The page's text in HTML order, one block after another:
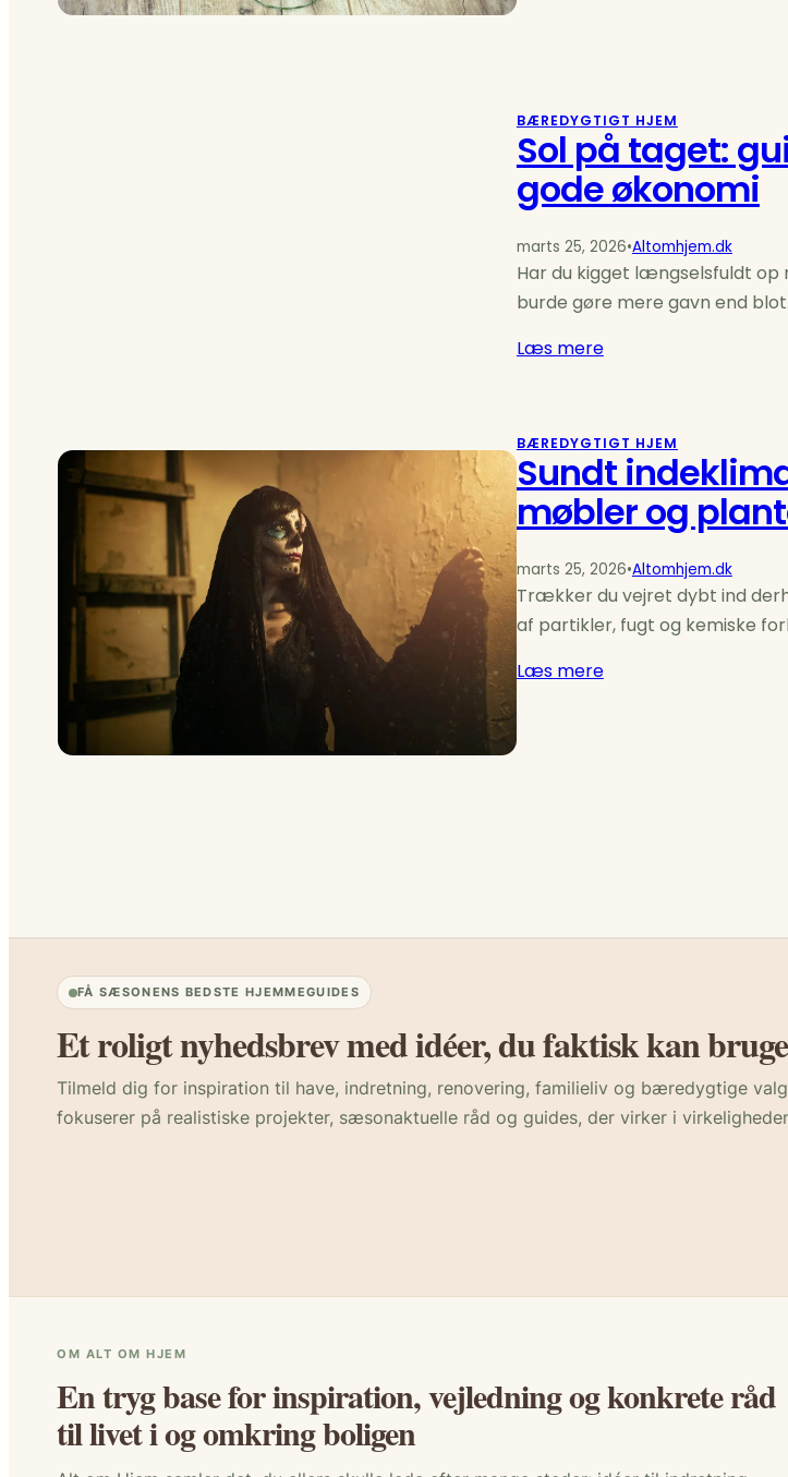
BÆREDYGTIGT HJEM
Sol på taget:
gode økonomi
marts 25, 2026•Altomhjem.dk
Har du kigget længselsfuldt
burde gøre mere gavn end
Læs mere
BÆREDYGTIGT HJEM
Sundt
møbler og
marts 25, 2026•Altomhjem.dk
Trækker du vejret dybt ind
af partikler, fugt og kemiske
Læs mere
FÅ SÆSONENS BEDSTE HJEMMEGUIDES
Et roligt nyhedsbrev med idéer, du faktisk kan bruge
Tilmeld dig for inspiration til have, indretning, renovering, familieliv og bæredygtige
fokuserer på realistiske projekter, sæsonaktuelle råd og guides, der virker i
OM ALT OM HJEM
En tryg base for inspiration, vejledning og konkrete råd
til livet i og omkring boligen